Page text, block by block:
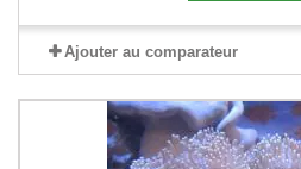
Ajouter au comparateur